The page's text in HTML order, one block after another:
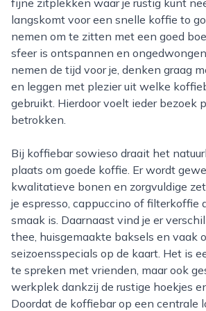
fijne zitplekken waar je rustig kunt
langskomt voor een snelle koffie to
nemen om te zitten met een goed
sfeer is ontspannen en
nemen de tijd voor je, denken graag
en leggen met plezier uit welke
gebruikt. Hierdoor voelt ieder bezoek
betrokken.
Bij koffiebar sowieso draait het natuurlijk in de eerste
plaats om goede koffie. Er wordt
kwalitatieve bonen en zorgvuldige
je espresso, cappuccino of filterkoffie
smaak is. Daarnaast vind je er
thee, huisgemaakte baksels en vaak
seizoensspecials op de kaart. Het is
te spreken met vrienden, maar ook
werkplek dankzij de rustige hoekjes
Doordat de koffiebar op een centrale